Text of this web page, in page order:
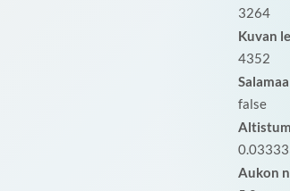
3264
Kuvan
4352
false
Aukon